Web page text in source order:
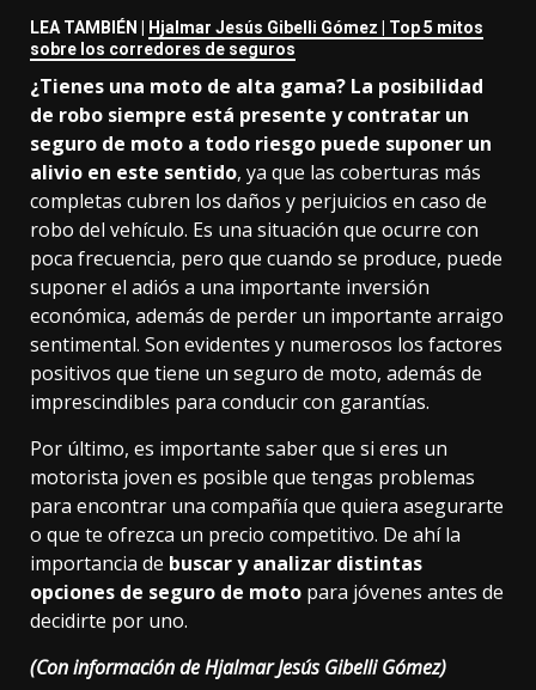
LEA TAMBIÉN |
Hjalmar Jesús Gibelli Gómez | Top 5 mitos
sobre los corredores de seguros
¿Tienes una moto de alta gama? La posibilidad
de robo siempre está presente y contratar un
seguro de moto a todo riesgo puede suponer un
alivio en este sentido, ya que las coberturas más
completas cubren los daños y perjuicios en caso de
robo del vehículo. Es una situación que ocurre con
poca frecuencia, pero que cuando se produce, puede
suponer el adiós a una importante inversión
económica, además de perder un importante arraigo
sentimental. Son evidentes y numerosos los factores
positivos que tiene un seguro de moto, además de
imprescindibles para conducir con garantías.
Por último, es importante saber que si eres un
motorista joven es posible que tengas problemas
para encontrar una compañía que quiera asegurarte
o que te ofrezca un precio competitivo. De ahí la
importancia de buscar y analizar distintas
opciones de seguro de moto para jóvenes antes de
decidirte por uno.
(Con información de Hjalmar Jesús Gibelli Gómez)